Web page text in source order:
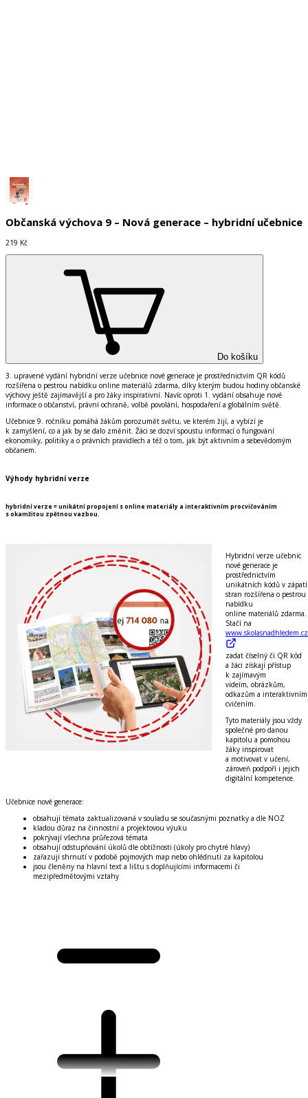
Občanská výchova 9 – Nová generace – hybridní učebnice
219 Kč
Do košíku
3. upravené vydání hybridní verze učebnice nové generace je prostřednictvím QR kódů
rozšířena o pestrou nabídku online materiálů zdarma, díky kterým budou hodiny občanské
výchovy ještě zajímavější a pro žáky inspirativní. Navíc oproti 1. vydání obsahuje nové
informace o občanství, právní ochraně, volbě povolání, hospodaření a globálním světě.
Učebnice 9. ročníku pomáhá žákům porozumět světu, ve kterém žijí, a vybízí je
k zamyšlení, co a jak by se dalo změnit. Žáci se dozví spoustu informací o fungování
ekonomiky, politiky a o právních pravidlech a též o tom, jak být aktivním a sebevědomým
občanem.
Výhody hybridní verze
hybridní verze = unikátní propojení s online materiály a interaktivním procvičováním
s okamžitou zpětnou vazbou.
Hybridní verze učebnic
nové generace je
prostřednictvím
unikátních kódů v zápatí
stran rozšířena o pestrou
nabídku
online materiálů zdarma.
Stačí na
www.skolasnadhledem.cz
zadat číselný či QR kód
a žáci získají přístup
k zajímavým
videím, obrázkům,
odkazům a interaktivním
cvičením.
Tyto materiály jsou vždy
společné pro danou
kapitolu a pomohou
žáky inspirovat
a motivovat v učení,
zároveň podpoří i jejich
digitální kompetence.
Učebnice nové generace:
obsahují témata zaktualizovaná v souladu se současnými poznatky a dle NOZ
kladou důraz na činnostní a projektovou výuku
pokrývají všechna průřezová témata
obsahují odstupňování úkolů dle obtížnosti (úkoly pro chytré hlavy)
zařazují shrnutí v podobě pojmových map nebo ohlédnutí za kapitolou
jsou členěny na hlavní text a lištu s doplňujícími informacemi či
mezipředmětovými vztahy